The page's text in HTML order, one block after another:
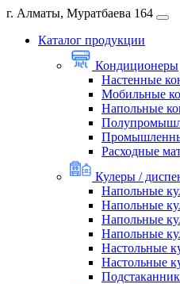
г. Алматы, Муратбаева 164
Каталог продукции
Кондиционеры
Настенные
Мобильные
Напольные
Расходные
Кулеры /
Напольные
Напольные
Напольные
Напольные
Настольные
Настольные